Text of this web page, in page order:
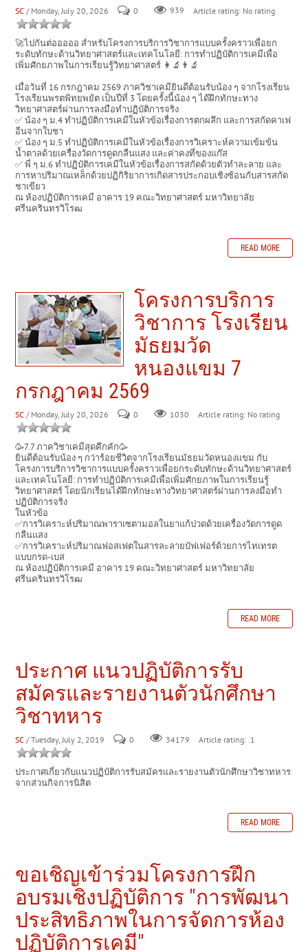
SC / Monday, July 20, 2026 0 939 Article rating: No rating
🚀ไปกันต่อออออ สำหรับโครงการบริการวิชาการแบบครั้งคราวเพื่อยก
ระดับทักษะด้านวิทยาศาสตร์และเทคโนโลยี: การทำปฏิบัติการเคมีเพื่อ
เพิ่มศักยภาพในการเรียนรู้วิทยาศาสตร์ 👩‍🔬👨‍🔬
เมื่อวันที่ 16 กรกฎาคม 2569 ภาควิชาเคมียินดีต้อนรับน้อง ๆ จากโรงเรียน
โรงเรียนพรตพิทยพยัต เป็นปีที่ 3 โดยครั้งนี้น้อง ๆ ได้ฝึกทักษะทาง
วิทยาศาสตร์ผ่านการลงมือทำปฏิบัติการจริง
✅ น้อง ๆ ม.4 ทำปฏิบัติการเคมีในหัวข้อเรื่องการตกผลึก และการสกัดคาเฟ
อีนจากใบชา
✅ น้อง ๆ ม.5 ทำปฏิบัติการเคมีในหัวข้อเรื่องการวิเคราะห์ความเข้มข้น
น้ำตาลด้วยเครื่องวัดการดูดกลืนแสง และค่าคงที่ของแก๊ส
✅ พี่ ๆ ม.6 ทำปฏิบัติการเคมีในหัวข้อเรื่องการสกัดด้วยตัวทำละลาย และ
การหาปริมาณเหล็กด้วยปฏิกิริยาการเกิดสารประกอบเชิงซ้อนกับสารสกัด
ชาเขียว
ณ ห้องปฏิบัติการเคมี อาคาร 19 คณะวิทยาศาสตร์ มหาวิทยาลัย
ศรีนครินทรวิโรฒ
READ MORE
โครงการบริการ
วิชาการ โรงเรียน
มัธยมวัด
หนองแขม 7
กรกฎาคม 2569
SC / Monday, July 20, 2026 0 1030 Article rating: No rating
🥳7.7 ภาควิชาเคมีสุดคึกคัก🥳
ยินดีต้อนรับน้อง ๆ กว่าร้อยชีวิตจากโรงเรียนมัธยมวัดหนองแขม กับ
โครงการบริการวิชาการแบบครั้งคราวเพื่อยกระดับทักษะด้านวิทยาศาสตร์
และเทคโนโลยี: การทำปฏิบัติการเคมีเพื่อเพิ่มศักยภาพในการเรียนรู้
วิทยาศาสตร์ โดยนักเรียนได้ฝึกทักษะทางวิทยาศาสตร์ผ่านการลงมือทำ
ปฏิบัติการจริง
ในหัวข้อ
✅การวิเคราะห์ปริมาณพาราเซตามอลในยาแก้ปวดด้วยเครื่องวัดการดูด
กลืนแสง
✅การวิเคราะห์ปริมาณฟอสเฟตในสารละลายบัฟเฟอร์ด้วยการไทเทรต
แบบกรด-เบส
ณ ห้องปฏิบัติการเคมี อาคาร 19 คณะวิทยาศาสตร์ มหาวิทยาลัย
ศรีนครินทรวิโรฒ
READ MORE
ประกาศ แนวปฏิบัติการรับ
สมัครและรายงานตัวนักศึกษา
วิชาทหาร
SC / Tuesday, July 2, 2019 0 34179 Article rating: .1
ประกาศเกี่ยวกับแนวปฏิบัติการรับสมัครและรายงานตัวนักศึกษาวิชาทหาร
จากส่วนกิจการนิสิต
READ MORE
ขอเชิญเข้าร่วมโครงการฝึก
อบรมเชิงปฏิบัติการ "การพัฒนา
ประสิทธิภาพในการจัดการห้อง
ปฏิบัติการเคมี"